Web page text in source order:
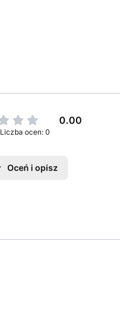
0.00
Liczba ocen: 0
Oceń i opisz